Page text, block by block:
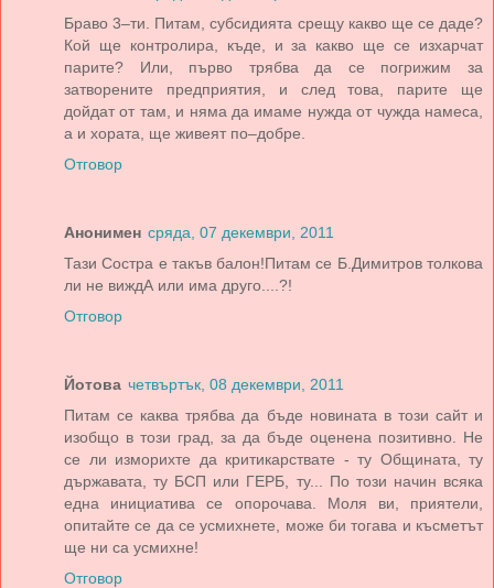
Браво 3–ти. Питам, субсидията срещу какво ще се даде?
Кой ще контролира, къде, и за какво ще се изхарчат
парите? Или, първо трябва да се погрижим за
затворените предприятия, и след това, парите ще
дойдат от там, и няма да имаме нужда от чужда намеса,
а и хората, ще живеят по–добре.
Отговор
Анонимен сряда, 07 декември, 2011
Тази Состра е такъв балон!Питам се Б.Димитров толкова
ли не виждА или има друго....?!
Отговор
Йотова четвъртък, 08 декември, 2011
Питам се каква трябва да бъде новината в този сайт и
изобщо в този град, за да бъде оценена позитивно. Не
се ли изморихте да критикарствате - ту Общината, ту
държавата, ту БСП или ГЕРБ, ту... По този начин всяка
една инициатива се опорочава. Моля ви, приятели,
опитайте се да се усмихнете, може би тогава и късметът
ще ни са усмихне!
Отговор